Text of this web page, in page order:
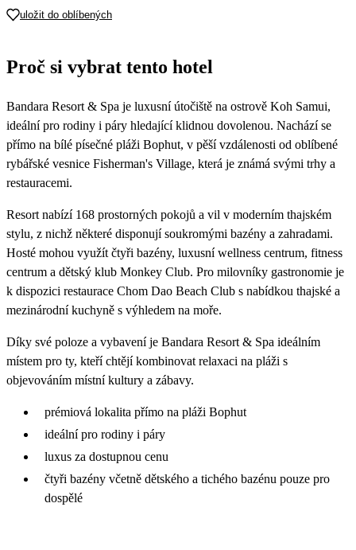
17 18
97 209 114 459 103 369 107 049
77 109
uložit do oblíbených
Proč si vybrat tento hotel
Bandara Resort & Spa je luxusní útočiště na ostrově Koh Samui,
ideální pro rodiny i páry hledající klidnou dovolenou. Nachází se
přímo na bílé písečné pláži Bophut, v pěší vzdálenosti od oblíbené
rybářské vesnice Fisherman's Village, která je známá svými trhy a
restauracemi.
Resort nabízí 168 prostorných pokojů a vil v moderním thajském
stylu, z nichž některé disponují soukromými bazény a zahradami.
Hosté mohou využít čtyři bazény, luxusní wellness centrum, fitness
centrum a dětský klub Monkey Club. Pro milovníky gastronomie je
k dispozici restaurace Chom Dao Beach Club s nabídkou thajské a
mezinárodní kuchyně s výhledem na moře.
Díky své poloze a vybavení je Bandara Resort & Spa ideálním
místem pro ty, kteří chtějí kombinovat relaxaci na pláži s
objevováním místní kultury a zábavy.
prémiová lokalita přímo na pláži Bophut
ideální pro rodiny i páry
luxus za dostupnou cenu
čtyři bazény včetně dětského a tichého bazénu pouze pro
dospělé